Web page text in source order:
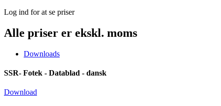
Log ind for at se priser
Alle priser er ekskl. moms
Downloads
SSR- Fotek - Datablad - dansk
Download